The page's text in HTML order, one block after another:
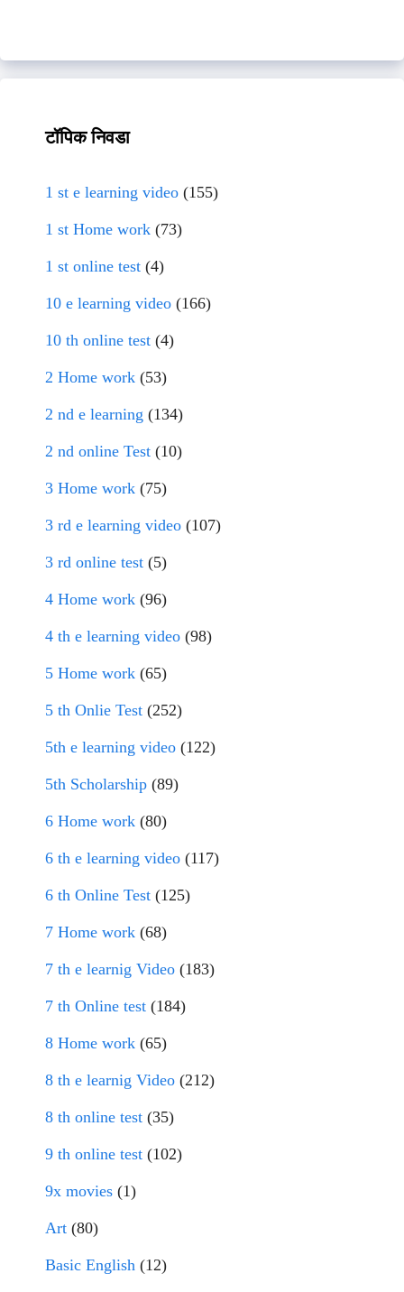
टॉपिक निवडा
1 st e learning video (155)
1 st Home work (73)
1 st online test (4)
10 e learning video (166)
10 th online test (4)
2 Home work (53)
2 nd e learning (134)
2 nd online Test (10)
3 Home work (75)
3 rd e learning video (107)
3 rd online test (5)
4 Home work (96)
4 th e learning video (98)
5 Home work (65)
5 th Onlie Test (252)
5th e learning video (122)
5th Scholarship (89)
6 Home work (80)
6 th e learning video (117)
6 th Online Test (125)
7 Home work (68)
7 th e learnig Video (183)
7 th Online test (184)
8 Home work (65)
8 th e learnig Video (212)
8 th online test (35)
9 th online test (102)
9x movies (1)
Art (80)
Basic English (12)